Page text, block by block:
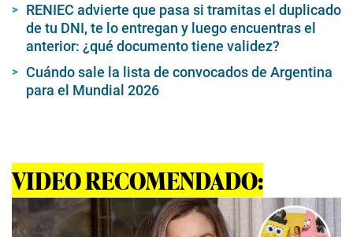
RENIEC advierte que pasa si tramitas el duplicado
de tu DNI, te lo entregan y luego encuentras el
anterior: ¿qué documento tiene validez?
Cuándo sale la lista de convocados de Argentina
para el Mundial 2026
VIDEO RECOMENDADO: